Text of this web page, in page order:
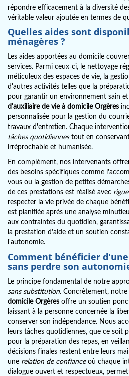
répondre efficacement à la diversité
véritable valeur ajoutée en termes de
Quelles aides sont
ménagères ?
Les aides apportées au domicile
services. Parmi ceux-ci, le nettoyage
méticuleux des espaces de vie, la
d'autres activités telles que la
pour garantir un environnement sain
d'auxiliaire de vie à domicile Orgères
personnalisée pour la gestion du
travaux d'entretien. Chaque
tâches quotidiennestout en
irréprochable et humanisée.
En complément, nos intervenants
des besoins spécifiques comme
vous ou la gestion de petites
de ces prestations est réalisé avec
respecter la vie privée de chaque
est planifiée après une analyse
aux contraintes du quotidien,
la prestation d'aide et un soutien
l'autonomie.
Comment bénéficier
sans perdre son
Le principe fondamental de notre
sans substitution. Concrètement, notre
domicile Orgères offre un soutien
laissant à la personne concernée la
conserver son indépendance. Nous
leurs tâches quotidiennes, que ce soit
pour la préparation des repas, en
décisions finales restent entre leurs
une relation de confianceoù chaque
dialogue ouvert et respectueux,